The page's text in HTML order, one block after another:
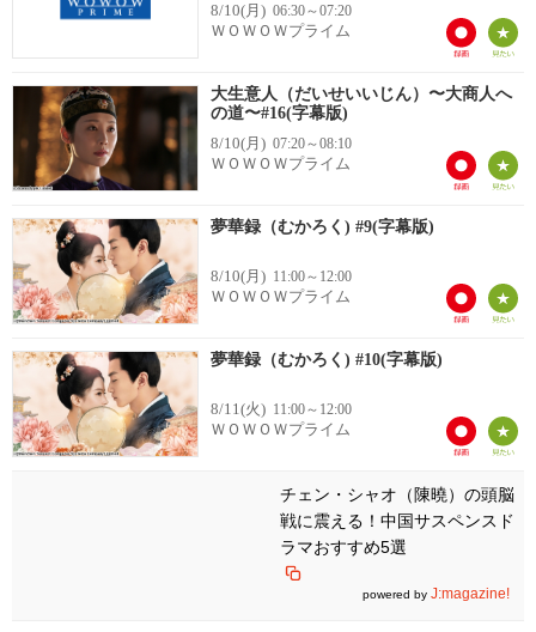
8/10(月) 06:30～07:20
ＷＯＷＯＷプライム
大生意人（だいせいいじん）〜大商人へ
の道〜#16(字幕版)
8/10(月) 07:20～08:10
ＷＯＷＯＷプライム
夢華録（むかろく) #9(字幕版)
8/10(月) 11:00～12:00
ＷＯＷＯＷプライム
夢華録（むかろく) #10(字幕版)
8/11(火) 11:00～12:00
ＷＯＷＯＷプライム
チェン・シャオ（陳曉）の頭脳
戦に震える！中国サスペンスド
ラマおすすめ5選
powered by J:magazine!